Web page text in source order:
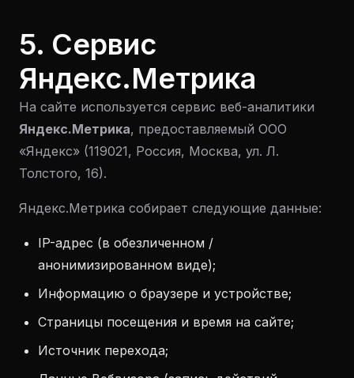
5. Сервис
Яндекс.Метрика
На сайте используется сервис веб-аналитики
Яндекс.Метрика, предоставляемый ООО
«Яндекс» (119021, Россия, Москва, ул. Л.
Толстого, 16).
Яндекс.Метрика собирает следующие данные:
IP-адрес (в обезличенном /
анонимизированном виде);
Информацию о браузере и устройстве;
Страницы посещения и время на сайте;
Источник перехода;